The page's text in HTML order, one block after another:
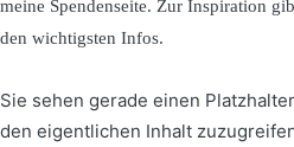
meine Spendenseite. Zur Inspiration
den wichtigsten Infos.
Sie sehen gerade einen
den eigentlichen Inhalt